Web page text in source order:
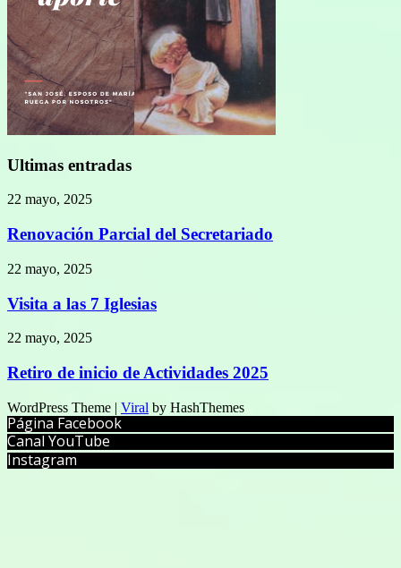
Ultimas entradas
22 mayo, 2025
Renovación Parcial del Secretariado
22 mayo, 2025
Visita a las 7 Iglesias
22 mayo, 2025
Retiro de inicio de Actividades 2025
WordPress Theme | Viral by HashThemes
Página Facebook
Canal YouTube
Instagram